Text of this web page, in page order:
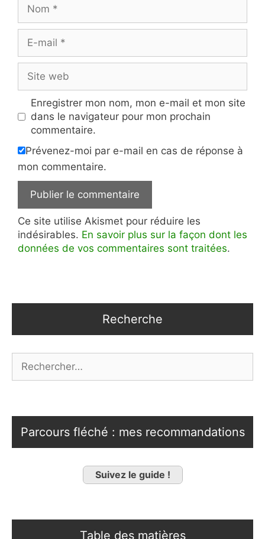
mail
web
Enregistrer mon nom, mon e-mail et mon site
dans le navigateur pour mon prochain
commentaire.
Prévenez-moi par e-mail en cas de réponse à
mon commentaire.
Ce site utilise Akismet pour réduire les
indésirables. En savoir plus sur la façon dont les
données de vos commentaires sont traitées.
Recherche
Parcours fléché : mes recommandations
Suivez le guide !
Table des matières